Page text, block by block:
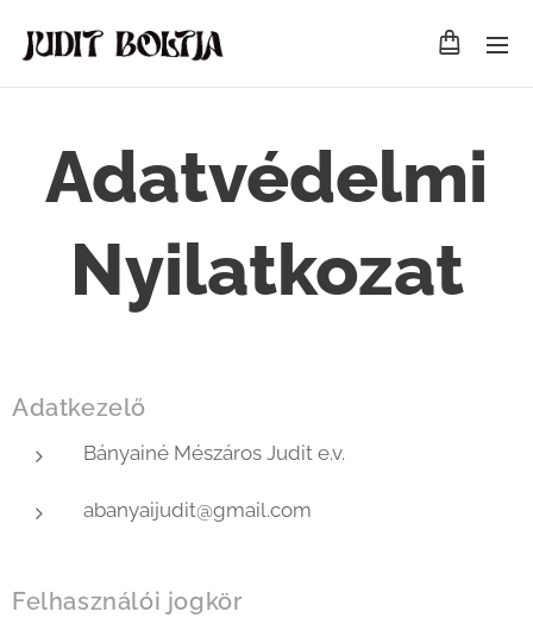
Adatvédelmi
Nyilatkozat
Adatkezelő
Bányainé Mészáros Judit e.v.
abanyaijudit@gmail.com
Felhasználói jogkör